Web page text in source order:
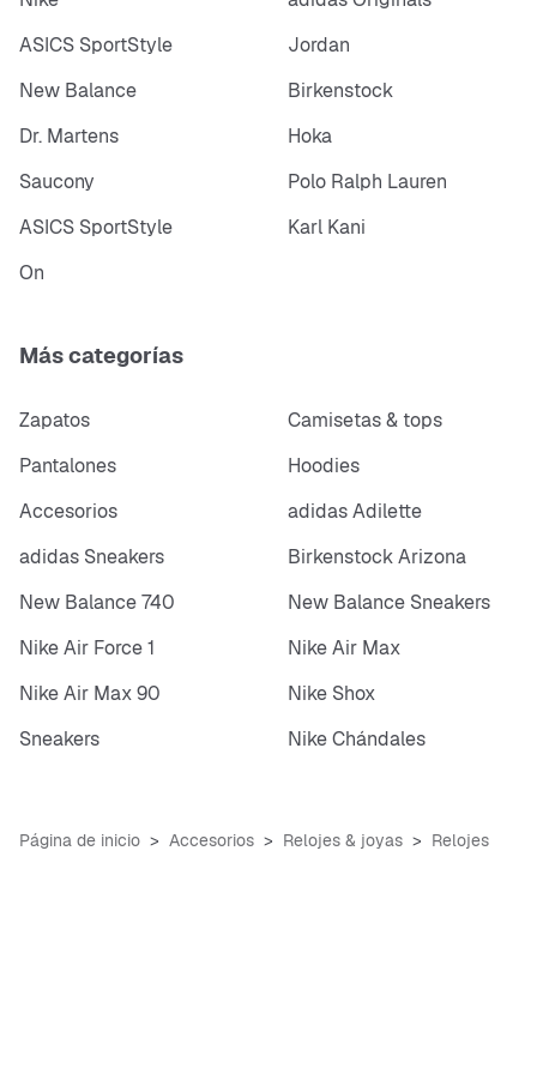
Caja y correa de resina
Logotipo de G-Shock
Peso: aprox. 69 g
ASICS SportStyle
Jordan
New Balance
Birkenstock
Dr. Martens
Hoka
Saucony
Polo Ralph Lauren
ASICS SportStyle
Karl Kani
On
Más categorías
Zapatos
Camisetas & tops
Pantalones
Hoodies
Accesorios
adidas Adilette
adidas Sneakers
Birkenstock Arizona
New Balance 740
New Balance Sneakers
Nike Air Force 1
Nike Air Max
Nike Air Max 90
Nike Shox
Sneakers
Nike Chándales
Página de inicio Accesorios Relojes & joyas Relojes